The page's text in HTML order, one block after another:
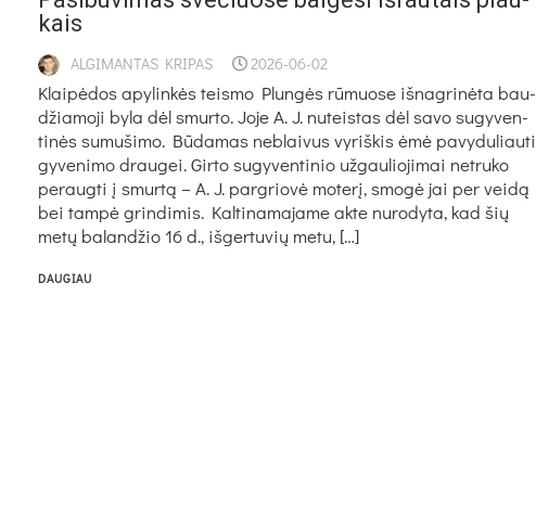
kais
ALGIMANTAS KRIPAS 2026-06-02
Klai­pė­dos apy­lin­kės teis­mo Plun­gės rū­muo­se iš­nag­ri­nė­ta bau­
džia­mo­ji by­la dėl smur­to. Jo­je A. J. nu­teis­tas dėl sa­vo su­gy­ven­
ti­nės su­mu­ši­mo. Bū­da­mas ne­blai­vus vy­riš­kis ėmė pa­vy­du­liau­ti
gy­ve­ni­mo drau­gei. Gir­to su­gy­ven­ti­nio už­gau­lio­ji­mai ne­tru­ko
pe­raug­ti į smur­tą – A. J. par­grio­vė mo­te­rį, smo­gė jai per vei­dą
bei tam­pė grin­di­mis. Kal­ti­na­ma­ja­me ak­te nu­ro­dy­ta, kad šių
me­tų ba­lan­džio 16 d., iš­ger­tu­vių me­tu, […]
DAUGIAU